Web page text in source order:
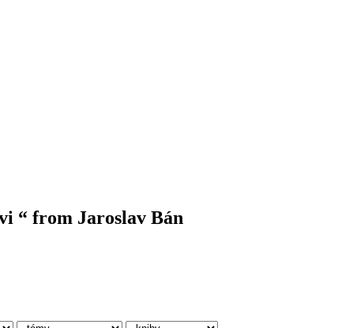
“ from Jaroslav Bán